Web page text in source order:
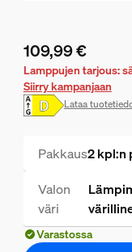
Nykyinen hinta on
109,99 €
Lamppujen tarjous:
Siirry kampanjaan
Lataa
Pakkaus2 kpl:n
Valon
väri
Varastossa